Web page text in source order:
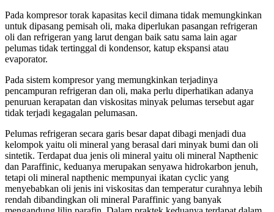
Pada kompresor torak kapasitas kecil dimana tidak memungkinkan
untuk dipasang pemisah oli, maka diperlukan pasangan refrigeran
oli dan refrigeran yang larut dengan baik satu sama lain agar
pelumas tidak tertinggal di kondensor, katup ekspansi atau
evaporator.
Pada sistem kompresor yang memungkinkan terjadinya
pencampuran refrigeran dan oli, maka perlu diperhatikan adanya
penuruan kerapatan dan viskositas minyak pelumas tersebut agar
tidak terjadi kegagalan pelumasan.
Pelumas refrigeran secara garis besar dapat dibagi menjadi dua
kelompok yaitu oli mineral yang berasal dari minyak bumi dan oli
sintetik. Terdapat dua jenis oli mineral yaitu oli mineral Napthenic
dan Paraffinic, keduanya merupakan senyawa hidrokarbon jenuh,
tetapi oli mineral napthenic mempunyai ikatan cyclic yang
menyebabkan oli jenis ini viskositas dan temperatur curahnya lebih
rendah dibandingkan oli mineral Paraffinic yang banyak